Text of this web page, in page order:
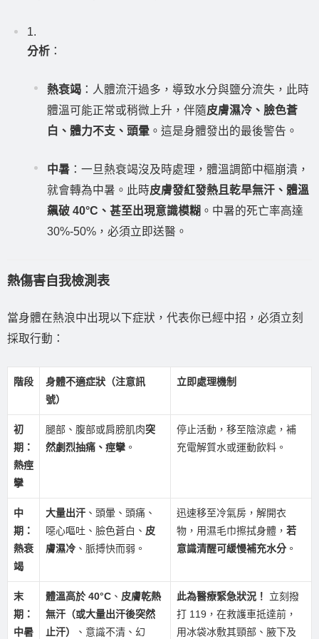
分析 ：
熱衰竭 ：人體流汗過多，導致水分與鹽分流失，此時
體溫可能正常或稍微上升，伴隨皮膚濕冷、臉色蒼
白、體力不支、頭暈 。這是身體發出的最後警告。
中暑 ：一旦熱衰竭沒及時處理，體溫調節中樞崩潰，
就會轉為中暑。此時皮膚發紅發熱且乾旱無汗、體溫
飆破 40°C、甚至出現意識模糊 。中暑的死亡率高達
30%-50%，必須立即送醫。
熱傷害自我檢測表
當身體在熱浪中出現以下症狀，代表你已經中招，必須立刻
採取行動：
階段
身體不適症狀（注意訊
號）
立即處理機制
初
期：
熱痙
攣
腿部、腹部或肩膀肌肉突
然劇烈抽痛、痙攣 。
停止活動，移至陰涼處，補
充電解質水或運動飲料。
中
期：
熱衰
竭
大量出汗 、頭暈、頭痛、
噁心嘔吐、臉色蒼白、 皮
膚濕冷 、脈搏快而弱。
迅速移至冷氣房，解開衣
物，用濕毛巾擦拭身體， 若
意識清醒可緩慢補充水分 。
末
期：
中暑
體溫高於 40°C 、 皮膚乾熱
無汗（或大量出汗後突然
止汗）
、意識不清、幻
此為醫療緊急狀況！
立刻撥
打 119，在救護車抵達前，
用冰袋冰敷其頸部、腋下及